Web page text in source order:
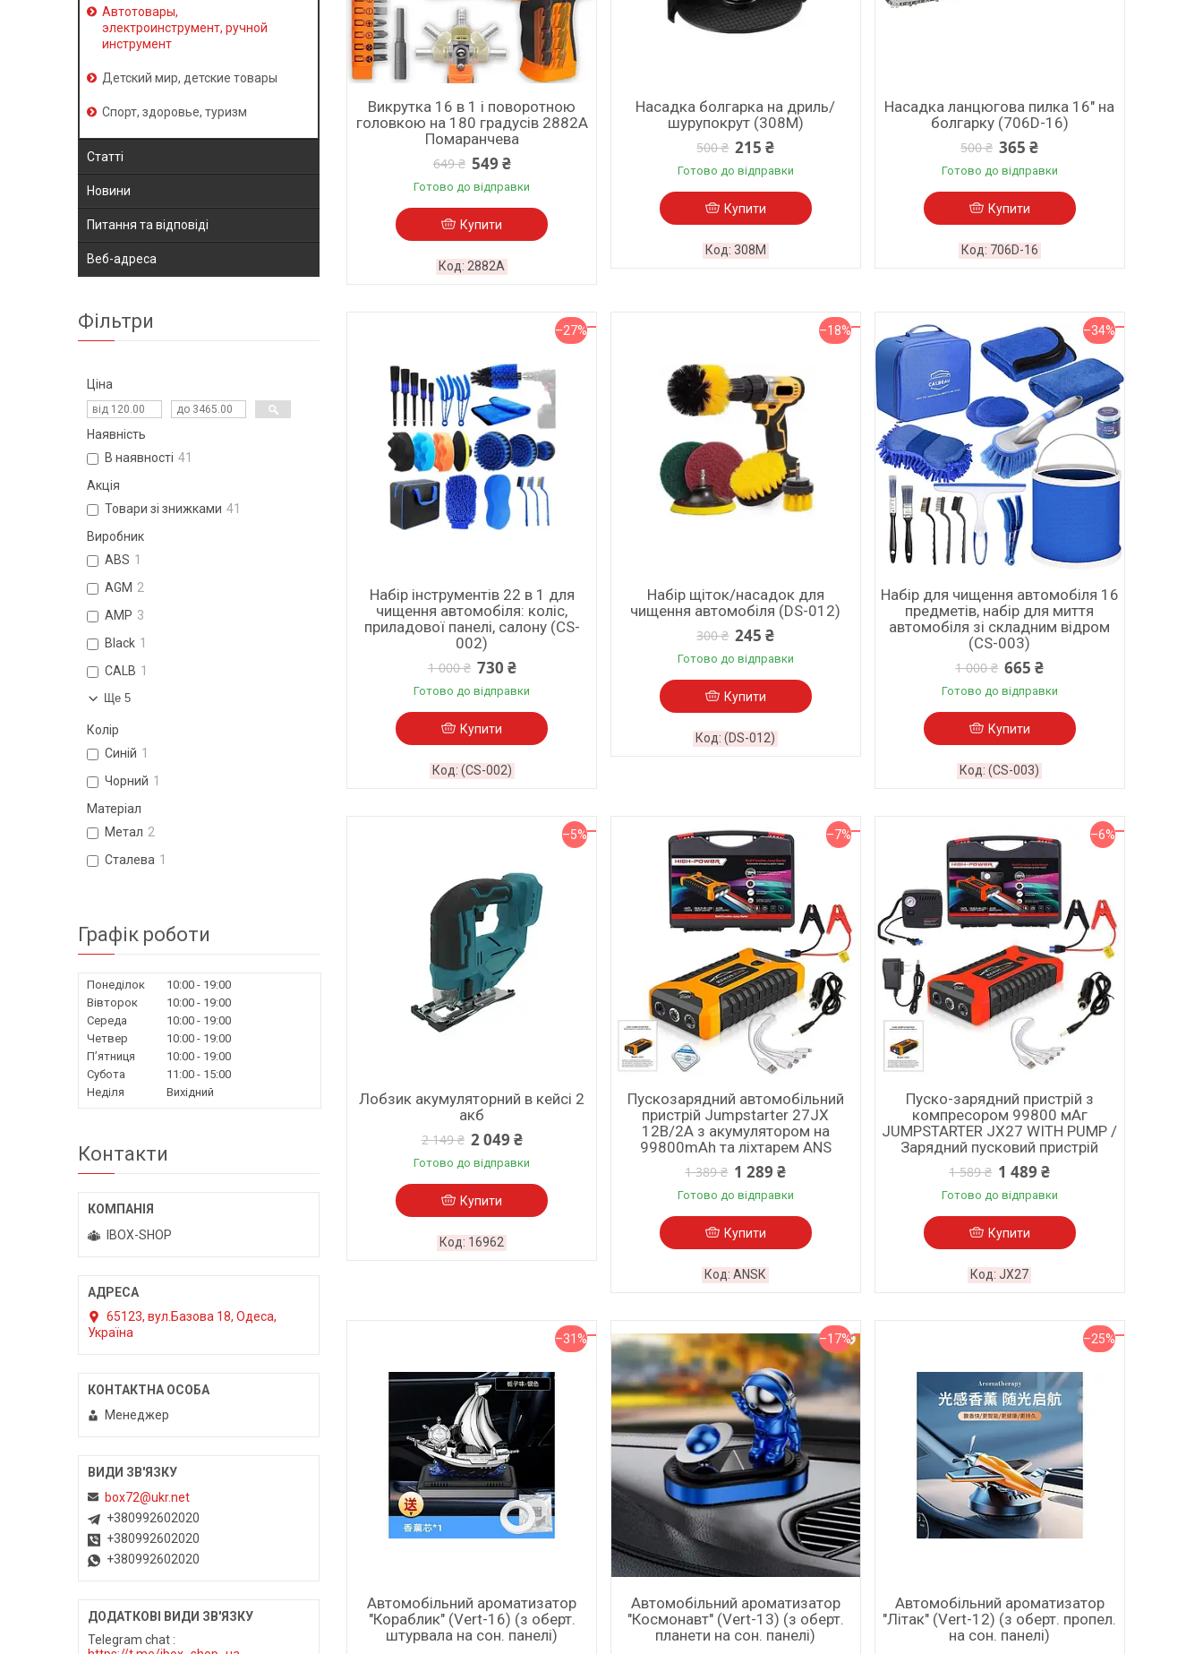
Викрутка 16 в 1 і поворотною
головкою на 180 градусів 2882A
Помаранчева
649 ₴ 549 ₴
Готово до відправки
Купити
2882A
Насадка болгарка на дриль/
шурупокрут (308M)
500 ₴ 215 ₴
Готово до відправки
Купити
308M
Насадка ланцюгова пилка 16" на
болгарку (706D-16)
500 ₴ 365 ₴
Готово до відправки
Купити
706D-16
–27%
Набір інструментів 22 в 1 для
чищення автомобіля: коліс,
приладової панелі, салону (CS-
002)
1 000 ₴ 730 ₴
Готово до відправки
Купити
(CS-002)
–18%
Набір щіток/насадок для
чищення автомобіля (DS-012)
300 ₴ 245 ₴
Готово до відправки
Купити
(DS-012)
–34%
Набір для чищення автомобіля 16
предметів, набір для миття
автомобіля зі складним відром
(CS-003)
1 000 ₴ 665 ₴
Готово до відправки
Купити
(CS-003)
–5%
Лобзик акумуляторний в кейсі 2
акб
2 149 ₴ 2 049 ₴
Готово до відправки
Купити
16962
–7%
Пускозарядний автомобільний
пристрій Jumpstarter 27JX
12В/2А з акумулятором на
99800mAh та ліхтарем ANS
1 389 ₴ 1 289 ₴
Готово до відправки
Купити
ANSК
–6%
Пуско-зарядний пристрій з
компресором 99800 мАг
JUMPSTARTER JX27 WITH PUMP /
Зарядний пусковий пристрій
1 589 ₴ 1 489 ₴
Готово до відправки
Купити
JX27
–31%
Автомобільний ароматизатор
"Кораблик" (Vert-16) (з оберт.
штурвала на сон. панелі)
–17%
Автомобільний ароматизатор
"Космонавт" (Vert-13) (з оберт.
планети на сон. панелі)
–25%
Автомобільний ароматизатор
"Літак" (Vert-12) (з оберт. пропел.
на сон. панелі)
Автотовары,
электроинструмент, ручной
инструмент
Детский мир, детские товары
Спорт, здоровье, туризм
Статті
Новини
Питання та відповіді
Веб-адреса
Фільтри
Ціна
Наявність
В наявності 41
Акція
Товари зі знижками 41
Виробник
ABS 1
AGM 2
AMP 3
Black 1
CALB 1
Ще 5
Колір
Синій 1
Чорний 1
Матеріал
Метал 2
Сталева 1
Графік роботи
Понеділок 10:00
19:00
Вівторок
10:00
19:00
Середа
10:00
19:00
Четвер
10:00
19:00
Пʼятниця
10:00
19:00
Субота
11:00
15:00
Неділя
Вихідний
Контакти
IBOX-SHOP
65123, вул.Базова 18, Одеса,
Україна
Менеджер
box72@ukr.net
+380992602020
+380992602020
+380992602020
Telegram chat